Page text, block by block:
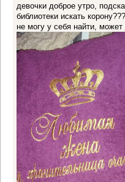
девочки доброе утро,
библиотеки искать
не могу у себя найти,